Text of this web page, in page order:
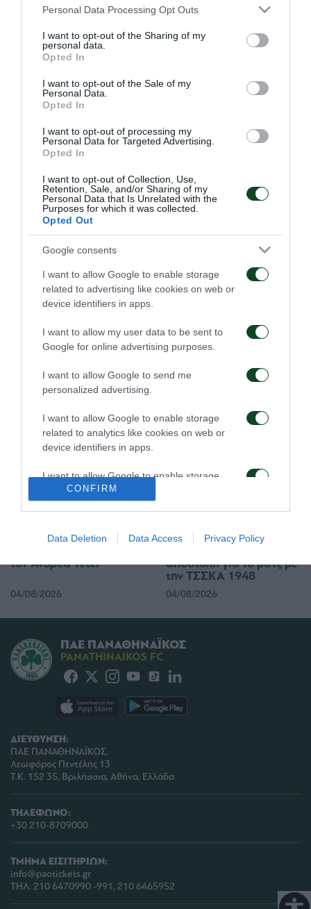
Please note that this website/app uses one or more Google
not limited to your visit or usage behaviour. You may click to
grant or deny consent to Google and its third-party tags to
use your data for below specified purposes in below Google
consent section.
Personal Data Processing Opt Outs
I want to opt-out of the Sharing of my
personal data.
Opted In
I want to opt-out of the Sale of my
Personal Data.
Opted In
I want to opt-out of processing my
Personal Data for Targeted Advertising.
Opted In
I want to opt-out of Collection, Use,
Retention, Sale, and/or Sharing of my
Personal Data that Is Unrelated with the
Purposes for which it was collected.
Opted Out
Google consents
I want to allow Google to enable storage
related to advertising like cookies on web or
device identifiers in apps.
I want to allow my user data to be sent to
Google for online advertising purposes.
I want to allow Google to send me
personalized advertising.
I want to allow Google to enable storage
related to analytics like cookies on web or
device identifiers in apps.
I want to allow Google to enable storage
related to functionality of the website or app.
related to personalization.
I want to allow Google to enable storage
related to security, including authentication
functionality and fraud prevention, and other
CONFIRM
Data Deletion Data Access Privacy Policy
έκανε ο Κυριακόπουλος και θεραπεία ο Ντέσερς.
ΑΓΩΝΙΣΤΙΚΑ
Τακτική και κυκλοφορία
της μπάλας
08/08/2026
τον Γκαρσία
06/08/2026
Για την πρόκριση στη
05/08/2026
ΤΣΣΚΑ 1948
05/08/2026
τον Ανδρέα Τετέι
04/08/2026
αποστολή για το ματς με
την ΤΣΣΚΑ 1948
04/08/2026
ΔΙΕΥΘΥΝΣΗ:
ΠΑΕ ΠΑΝΑΘΗΝΑΪΚΟΣ,
Λεωφόρος Πεντέλης 13
Τ.Κ. 152 35, Βριλήσσια, Αθήνα, Ελλάδα
ΤΗΛΕΦΩΝΟ:
+30 210-8709000
ΤΜΗΜΑ ΕΙΣΙΤΗΡΙΩΝ:
info@paotickets.gr
ΤΗΛ: 210 6470990 -991, 210 6465952
ΠΑΕ ΠΑΝΑΘΗΝΑΪΚΟΣ
PANATHINAIKOS FC